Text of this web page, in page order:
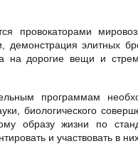
провокаторами
демонстрация элитных
на дорогие вещи и
программам
биологического
образу жизни по
и участвовать в